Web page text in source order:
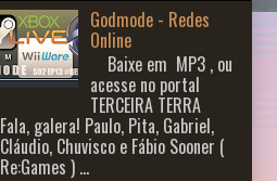
Godmode - Redes
Online
Baixe em MP3 , ou
acesse no portal
TERCEIRA TERRA
Fala, galera! Paulo, Pita, Gabriel,
Cláudio, Chuvisco e Fábio Sooner (
Re:Games ) ...